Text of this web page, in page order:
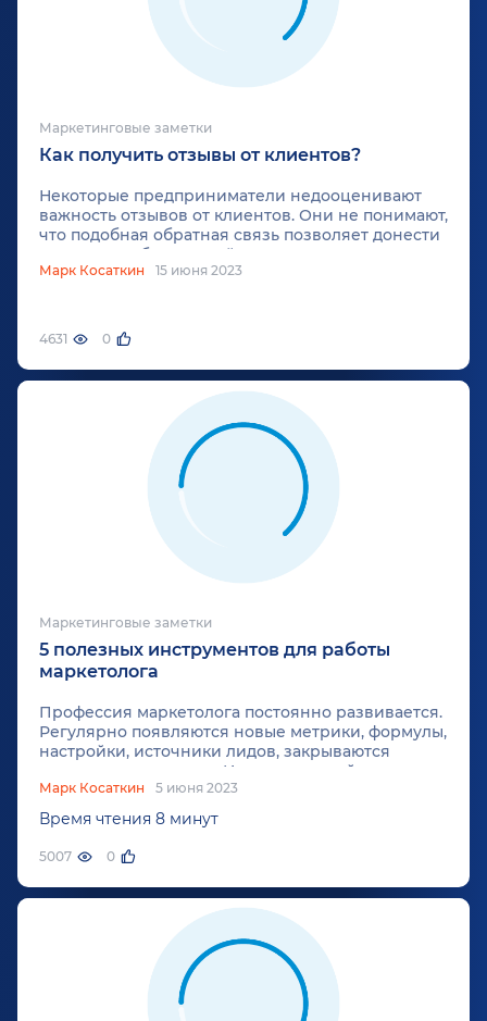
Маркетинговые заметки
Как получить отзывы от клиентов?
Некоторые предприниматели недооценивают
важность отзывов от клиентов. Они не понимают,
что подобная обратная связь позволяет донести
до ЦА потребительский опыт ваших клиентов,
получить информацию о качестве услуг, товаров
Маркетинг» разберут не только вопрос, как
получить отзывы от клиентов, но и объяснят,
почему они важны, какими должны быть отзывы
и что делать, если вы получили негативный
Марк Косаткин 15 июня 2023
4631 0
Маркетинговые заметки
5 полезных инструментов для работы
маркетолога
Профессия маркетолога постоянно развивается.
Регулярно появляются новые метрики, формулы,
настройки, источники лидов, закрываются
популярные сервисы. Исходя из такой ситуации,
каждый маркетолог должен иметь хороший VPN.
Это позволит сохранить ритм работы, продолжая
пользоваться полюбившимися сервисами.
Помимо выполнения ежедневной рутины,
которая заключается в планировании,
отслеживании активности и лидогенерации,
маркетологу очень важно не упустить никаких
рабочих деталей. Специалисты маркетингового
агентства «Косатка Маркетинг» предлагают вам 5
полезных инструментов для работы, которые
помогут не растеряться и не упустить важные
графики и задачи.
Марк Косаткин 5 июня 2023
Время чтения 8 минут
5007 0